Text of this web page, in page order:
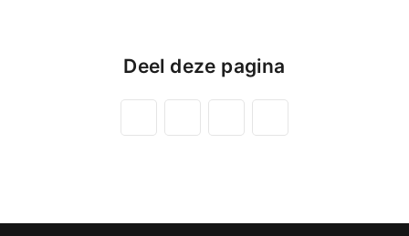
Deel deze pagina